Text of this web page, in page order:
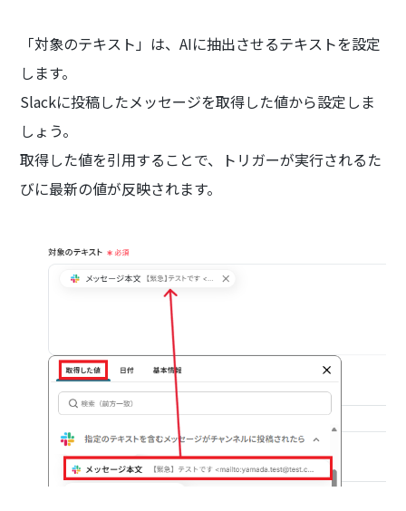
「対象のテキスト」は、AIに抽出させるテキストを設定
します。
Slackに投稿したメッセージを取得した値から設定しま
しょう。
取得した値を引用することで、トリガーが実行されるた
びに最新の値が反映されます。